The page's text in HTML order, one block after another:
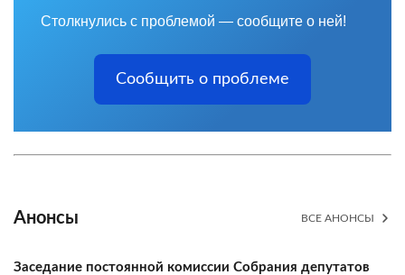
Столкнулись с проблемой — сообщите о ней!
Сообщить о проблеме
Анонсы ВСЕ АНОНСЫ
Заседание постоянной комиссии Собрания депутатов